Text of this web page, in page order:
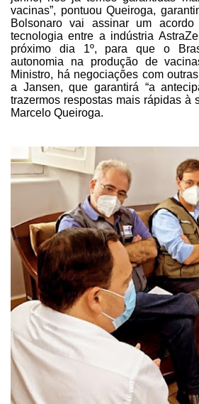
vacinas”, pontuou Queiroga,
Bolsonaro vai assinar um
tecnologia entre a indústria
próximo dia 1º, para que o
autonomia na produção de
Ministro, há negociações com
a Jansen, que garantirá “a
trazermos respostas mais rápidas à
Marcelo Queiroga.